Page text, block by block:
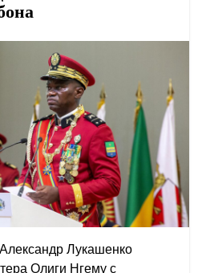
Лукашенко
Олиги Нгему с